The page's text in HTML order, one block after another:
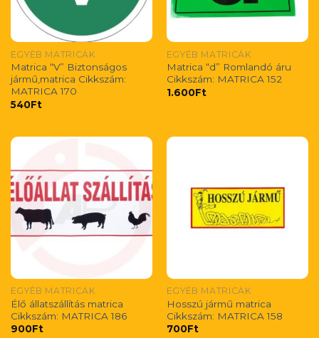
EGYÉB MATRICÁK
Matrica “V” Biztonságos
jármű,matrica Cikkszám:
MATRICA 170
540Ft
EGYÉB MATRICÁK
Matrica “d” Romlandó áru
Cikkszám: MATRICA 152
1.600Ft
EGYÉB MATRICÁK
Élő állatszállítás matrica
Cikkszám: MATRICA 186
900Ft
EGYÉB MATRICÁK
Hosszú jármű matrica
Cikkszám: MATRICA 158
700Ft